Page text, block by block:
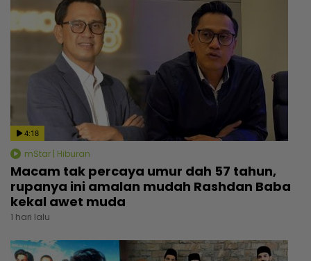
4:18
mStar | Hiburan
Macam tak percaya umur dah 57 tahun,
rupanya ini amalan mudah Rashdan Baba
kekal awet muda
1 hari lalu